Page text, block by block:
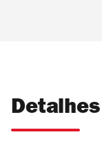
Detalhes